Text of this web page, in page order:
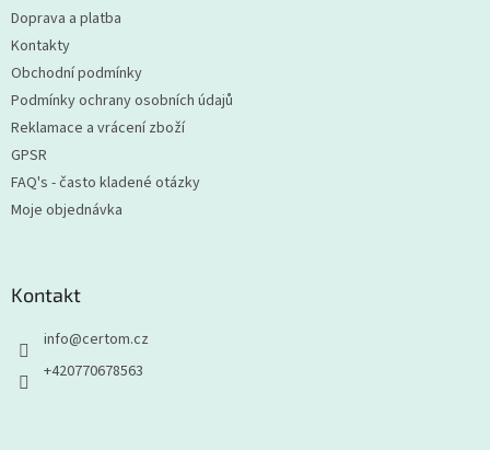
Doprava a platba
Kontakty
Obchodní podmínky
Podmínky ochrany osobních údajů
Reklamace a vrácení zboží
GPSR
FAQ's - často kladené otázky
Moje objednávka
Kontakt
info@certom.cz
+420770678563